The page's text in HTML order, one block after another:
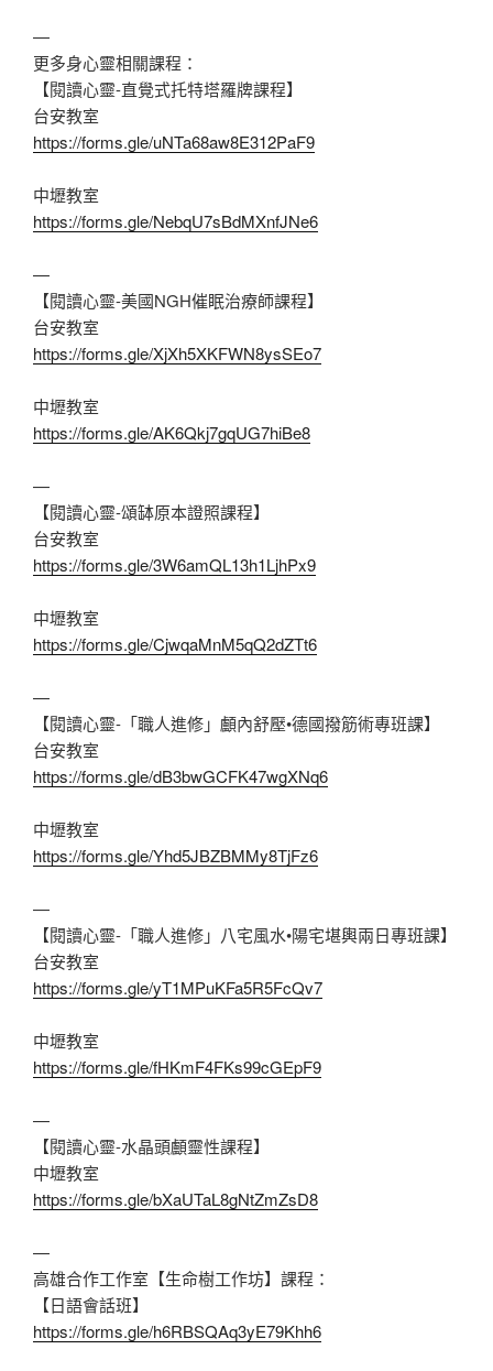
—
更多身心靈相關課程：
【閱讀心靈-直覺式托特塔羅牌課程】
台安教室
https://forms.gle/uNTa68aw8E312PaF9
中壢教室
https://forms.gle/NebqU7sBdMXnfJNe6
—
【閱讀心靈-美國NGH催眠治療師課程】
台安教室
https://forms.gle/XjXh5XKFWN8ysSEo7
中壢教室
https://forms.gle/AK6Qkj7gqUG7hiBe8
—
【閱讀心靈-頌缽原本證照課程】
台安教室
https://forms.gle/3W6amQL13h1LjhPx9
中壢教室
https://forms.gle/CjwqaMnM5qQ2dZTt6
—
【閱讀心靈-「職人進修」顱內舒壓•德國撥筋術專班課】
台安教室
https://forms.gle/dB3bwGCFK47wgXNq6
中壢教室
https://forms.gle/Yhd5JBZBMMy8TjFz6
—
【閱讀心靈-「職人進修」八宅風水•陽宅堪輿兩日專班課】
台安教室
https://forms.gle/yT1MPuKFa5R5FcQv7
中壢教室
https://forms.gle/fHKmF4FKs99cGEpF9
—
【閱讀心靈-水晶頭顱靈性課程】
中壢教室
https://forms.gle/bXaUTaL8gNtZmZsD8
—
高雄合作工作室【生命樹工作坊】課程：
【日語會話班】
https://forms.gle/h6RBSQAq3yE79Khh6